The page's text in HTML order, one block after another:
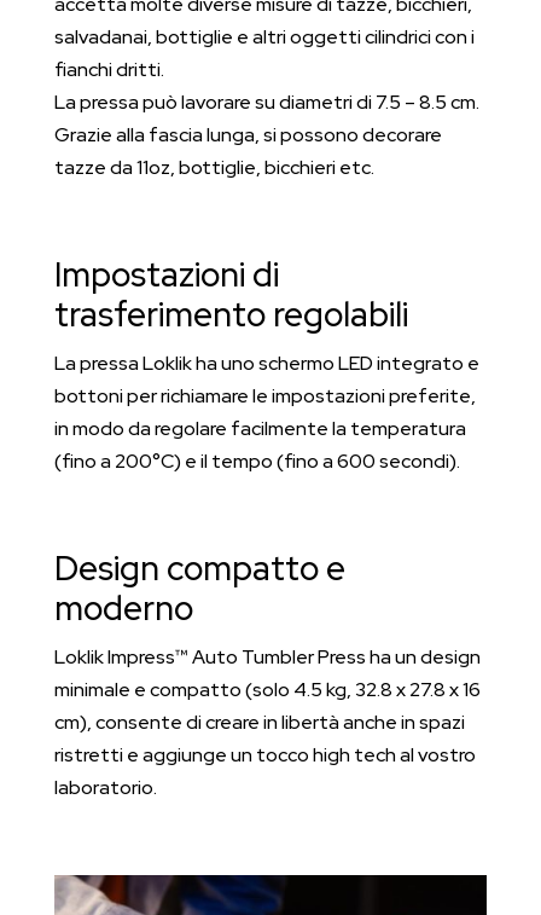
salvadanai, bottiglie e altri oggetti cilindrici con i
fianchi dritti.
La pressa può lavorare su diametri di 7.5 – 8.5 cm.
Grazie alla fascia lunga, si possono decorare
tazze da 11oz, bottiglie, bicchieri etc.
Impostazioni di
trasferimento regolabili
La pressa Loklik ha uno schermo LED integrato e
bottoni per richiamare le impostazioni preferite,
in modo da regolare facilmente la temperatura
(fino a 200°C) e il tempo (fino a 600 secondi).
Design compatto e
moderno
Loklik Impress™ Auto Tumbler Press ha un design
minimale e compatto (solo 4.5 kg, 32.8 x 27.8 x 16
cm), consente di creare in libertà anche in spazi
ristretti e aggiunge un tocco high tech al vostro
laboratorio.